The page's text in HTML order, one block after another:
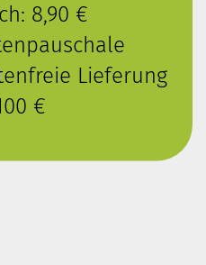
8,90 €
Lieferung
€